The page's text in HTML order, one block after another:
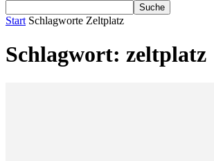
Start Schlagworte Zeltplatz
Schlagwort: zeltplatz